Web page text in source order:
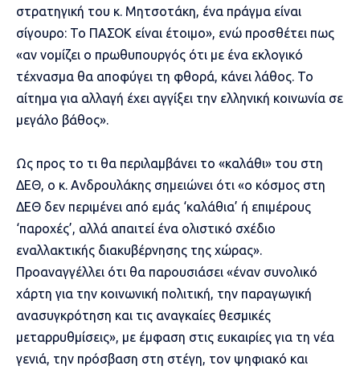
στρατηγική του κ. Μητσοτάκη, ένα πράγμα είναι
σίγουρο: Το ΠΑΣΟΚ είναι έτοιμο», ενώ προσθέτει πως
«αν νομίζει ο πρωθυπουργός ότι με ένα εκλογικό
τέχνασμα θα αποφύγει τη φθορά, κάνει λάθος. Το
αίτημα για αλλαγή έχει αγγίξει την ελληνική κοινωνία σε
μεγάλο βάθος».
Ως προς το τι θα περιλαμβάνει το «καλάθι» του στη
ΔΕΘ, ο κ. Ανδρουλάκης σημειώνει ότι «ο κόσμος στη
ΔΕΘ δεν περιμένει από εμάς ‘καλάθια’ ή επιμέρους
‘παροχές’, αλλά απαιτεί ένα ολιστικό σχέδιο
εναλλακτικής διακυβέρνησης της χώρας».
Προαναγγέλλει ότι θα παρουσιάσει «έναν συνολικό
χάρτη για την κοινωνική πολιτική, την παραγωγική
ανασυγκρότηση και τις αναγκαίες θεσμικές
μεταρρυθμίσεις», με έμφαση στις ευκαιρίες για τη νέα
γενιά, την πρόσβαση στη στέγη, τον ψηφιακό και